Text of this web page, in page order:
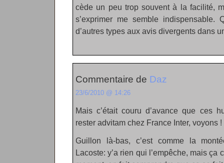
cède un peu trop souvent à la facilité,
s’exprimer me semble
d’autres types aux avis divergents dans
Commentaire de Daz
23/6/2010 @ 14:26
Mais c’était couru d’avance que ces
rester advitam chez France Inter, voyons !
Guillon là-bas, c’est comme la
Lacoste: y’a rien qui l’empêche, mais ça